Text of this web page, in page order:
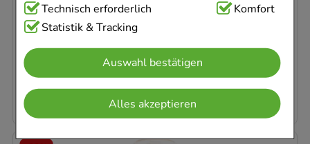
Technisch Notwendig:Hierbei handelt es sich um
Cookies, die für die Grundfunktionen unserer
Website notwendig sind (z.B. Navigation,
Warenkorb, Kundenkonto), weshalb auf diese nicht
verzichtet werden kann.
Komfort:Diese Cookies werden genutzt um das
Einkaufserlebnis noch ansprechender zu gestalten,
Technisch erforderlich
Komfort
Statistik & Tracking
Auswahl bestätigen
Alles akzeptieren
00084882
Sofort lieferbar
8,56 €
AVP
428,00 €pro 1 kg